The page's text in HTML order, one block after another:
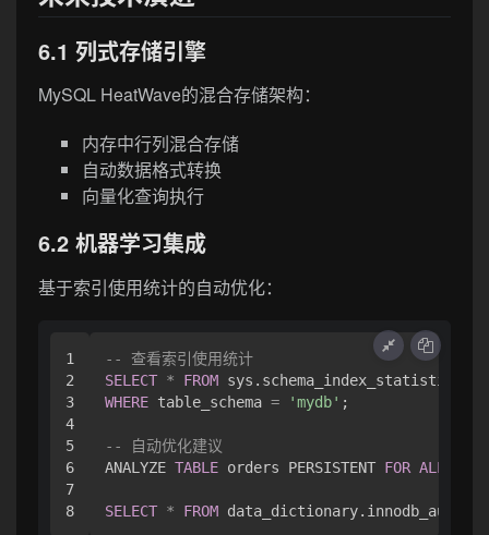
6.1 列式存储引擎
MySQL HeatWave的混合存储架构：
内存中行列混合存储
自动数据格式转换
向量化查询执行
6.2 机器学习集成
基于索引使用统计的自动优化：
1
2
3
4
5
6
7
-- 查看索引使用统计
SELECT * FROM
WHERE table_schema = 'mydb' ;
-- 自动优化建议
ANALYZE TABLE orders PERSISTENT FOR ALL
SELECT * FROM